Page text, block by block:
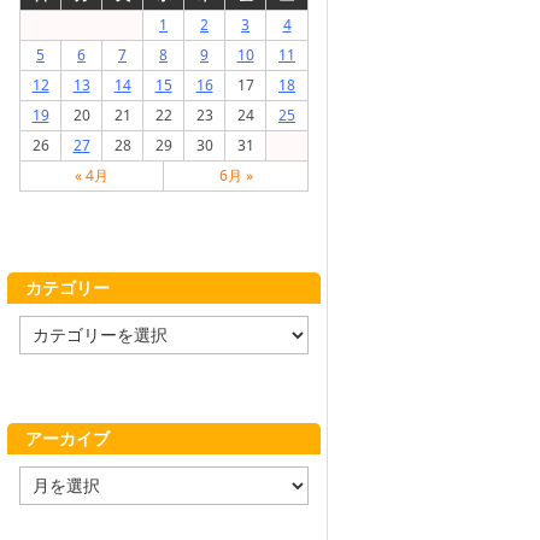
1
2 3
4
5
6 7 8 9 10
11
12
13 14 15 16 17
18
19
20 21 22 23 24
25
26
27 28 29 30
31
« 4月
6月 »
カテゴリー
テ
ー
アーカイブ
ー